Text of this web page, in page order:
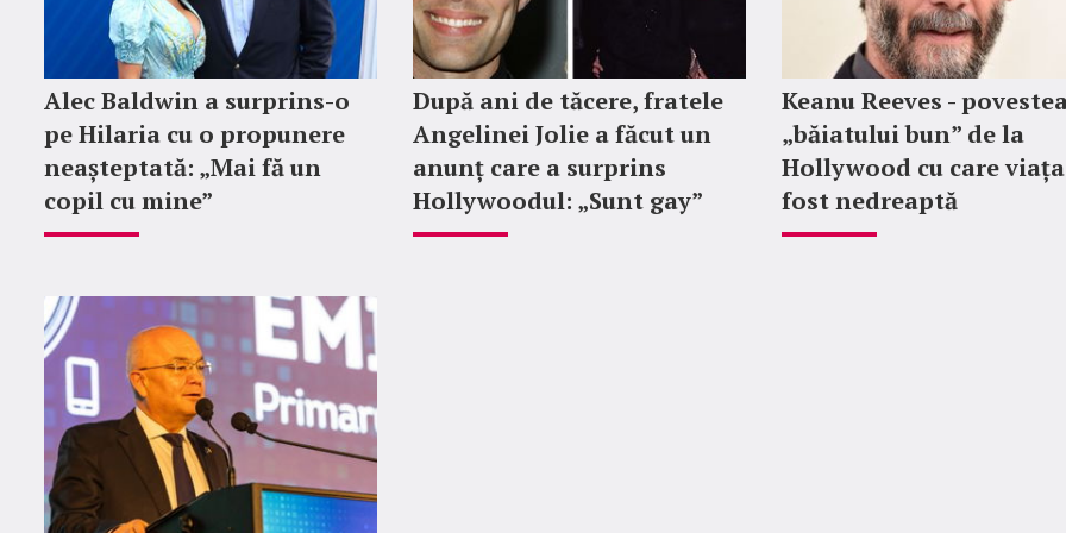
Alec Baldwin a surprins-o
pe Hilaria cu o propunere
neașteptată: „Mai fă un
copil cu mine”
După ani de tăcere, fratele
Angelinei Jolie a făcut un
anunț care a surprins
Hollywoodul: „Sunt gay”
Keanu Reeves -
„băiatului bun” de la
Hollywood cu care
fost nedreaptă